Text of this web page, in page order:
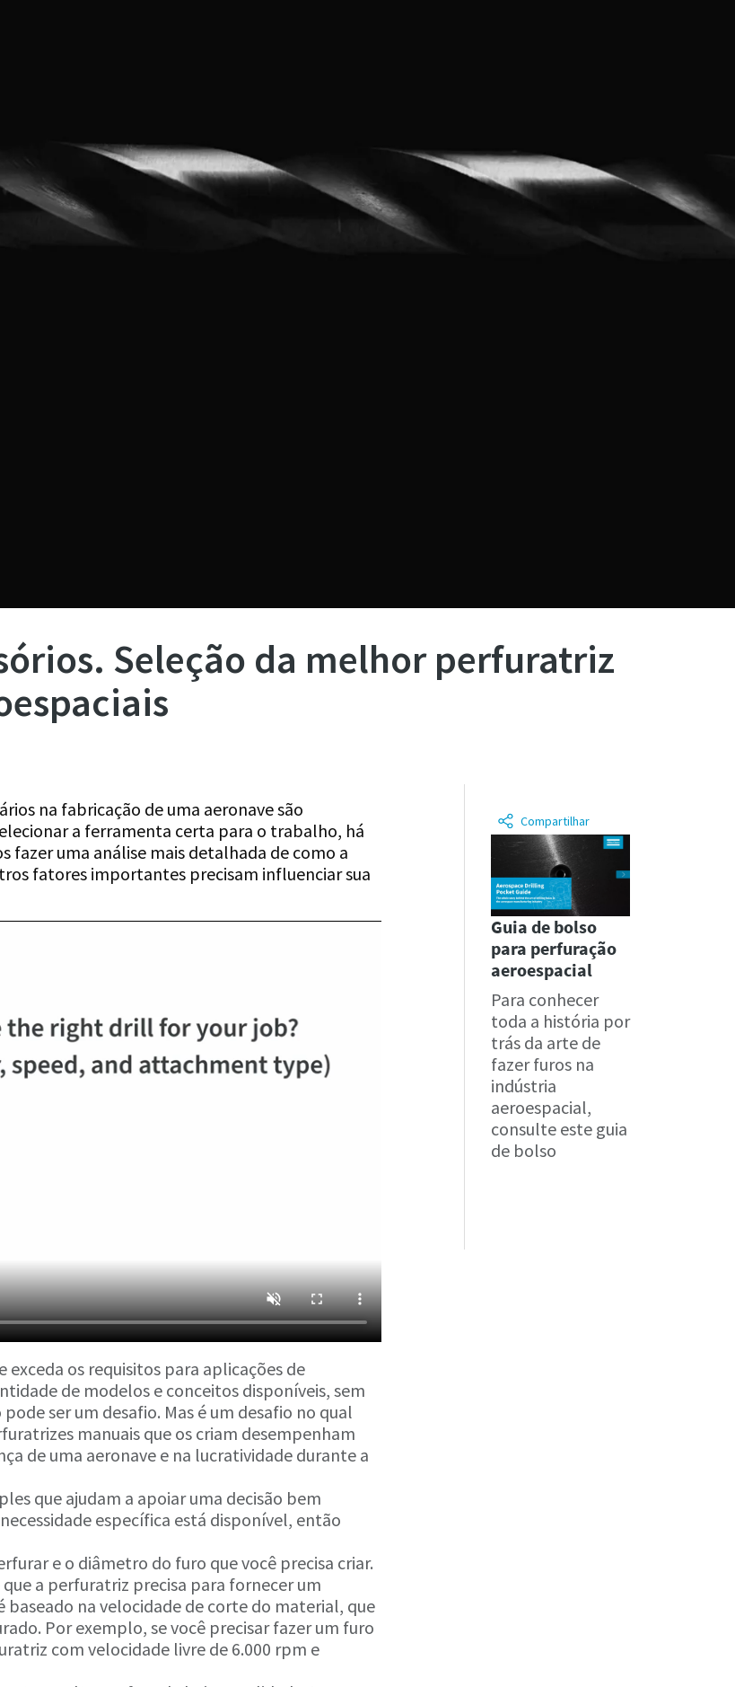
Seleção da melhor perfuratriz
na fabricação de uma aeronave são
a ferramenta certa para o trabalho, há
fazer uma análise mais detalhada de como a
fatores importantes precisam influenciar sua
os requisitos para aplicações de
de modelos e conceitos disponíveis, sem
ser um desafio. Mas é um desafio no qual
manuais que os criam desempenham
de uma aeronave e na lucratividade durante a
que ajudam a apoiar uma decisão bem
específica está disponível, então
e o diâmetro do furo que você precisa criar.
que a perfuratriz precisa para fornecer um
na velocidade de corte do material, que
Por exemplo, se você precisar fazer um furo
com velocidade livre de 6.000 rpm e
Compartilhar
Guia de bolso
para perfuração
aeroespacial
Para conhecer
toda a história por
trás da arte de
fazer furos na
indústria
aeroespacial,
consulte este guia
de bolso